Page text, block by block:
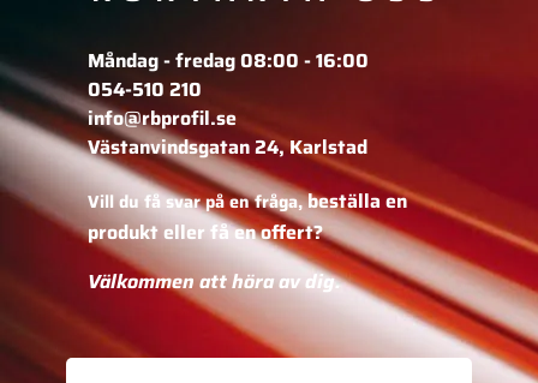
Måndag - fredag 08:00 - 16:00
054-510 210
info@rbprofil.se
Västanvindsgatan 24, Karlstad
Vill du få svar på en fråga,beställa en
produkt eller få en offert?
Välkommen att höra av dig.